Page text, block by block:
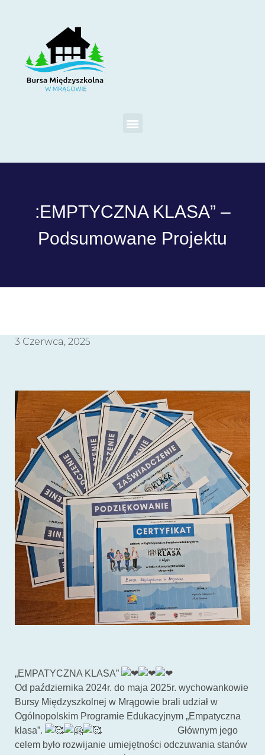
:EMPTYCZNA KLASA” –
Podsumowane Projektu
3 Czerwca, 2025
„EMPATYCZNA KLASA”
Od października 2024r. do maja 2025r. wychowankowie
Bursy Międzyszkolnej w Mrągowie brali udział w
Ogólnopolskim Programie Edukacyjnym „Empatyczna
klasa”.
Głównym jego
celem było rozwijanie umiejętności odczuwania stanów